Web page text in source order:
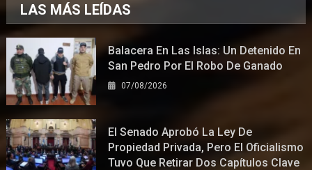
LAS MÁS LEÍDAS
Balacera En Las Islas: Un Detenido En
San Pedro Por El Robo De Ganado
07/08/2026
El Senado Aprobó La Ley De
Propiedad Privada, Pero El Oficialismo
Tuvo Que Retirar Dos Capítulos Clave